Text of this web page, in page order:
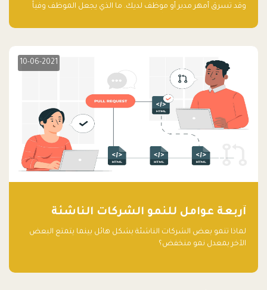
وقد تسرق أمهر مدير أو موظف لديك. ما الذي يجعل الموظف وفياً
10-06-2021
آربعة عوامل للنمو الشركات الناشئة
لماذا تنمو بعض الشركات الناشئة بشكل هائل بينما يتمتع البعض
الآخر بمعدل نمو منخفض؟